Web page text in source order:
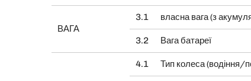
ВАГА
3.1 власна вага (з
3.2 Вага батареї
4.1 Тип колеса (водіння/